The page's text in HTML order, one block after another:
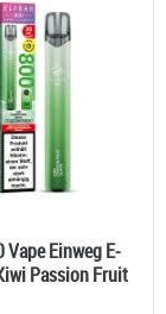
Vape Einweg E-
Passion Fruit